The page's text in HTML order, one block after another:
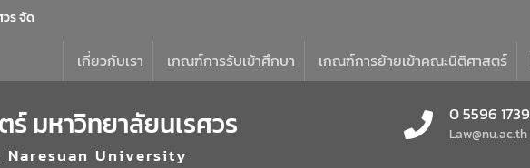
ร จัด
ทยาลัย
ำหรับ
อุตสาหกรรม
ำงานที่
ยในกลุ่ม
เกี่ยวกับเรา เกณฑ์การรับเข้าศึกษา เกณฑ์การย้ายเข้าคณะนิติศาสตร์
มหาวิทยาลัยนเรศวร
Naresuan University
0 5596 1739
Law@nu.ac.th